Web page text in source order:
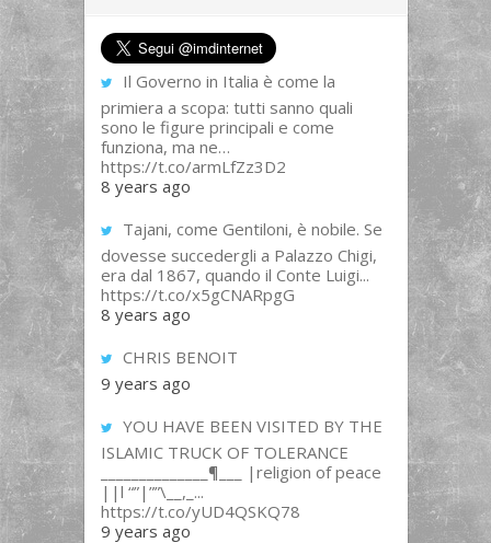
Il Governo in Italia è come la
primiera a scopa: tutti sanno quali
sono le figure principali e come
funziona, ma ne…
https://t.co/armLfZz3D2
8 years ago
Tajani, come Gentiloni, è nobile. Se
dovesse succedergli a Palazzo Chigi,
era dal 1867, quando il Conte Luigi...
https://t.co/x5gCNARpgG
8 years ago
CHRIS BENOIT
9 years ago
YOU HAVE BEEN VISITED BY THE
ISLAMIC TRUCK OF TOLERANCE
______________¶___ |religion of peace
||l “”|””\__,_...
https://t.co/yUD4QSKQ78
9 years ago